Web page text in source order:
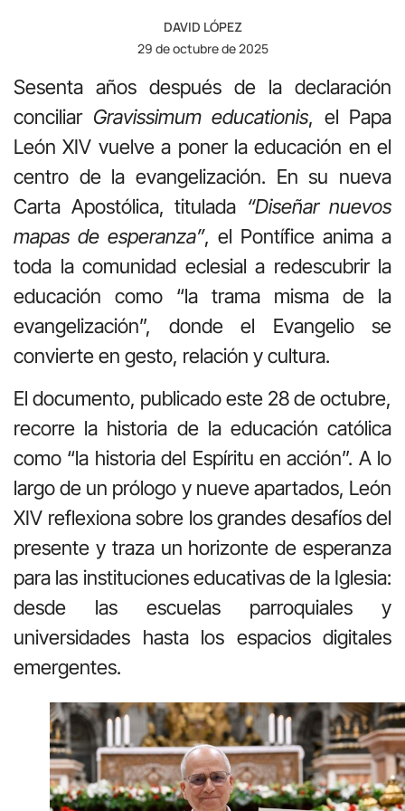
DAVID LÓPEZ
29 de octubre de 2025
Sesenta años después de la declaración
conciliar Gravissimum educationis, el Papa
León XIV vuelve a poner la educación en el
centro de la evangelización. En su nueva
Carta Apostólica, titulada “Diseñar nuevos
mapas de esperanza”, el Pontífice anima a
toda la comunidad eclesial a redescubrir la
educación como “la trama misma de la
evangelización”, donde el Evangelio se
convierte en gesto, relación y cultura.
El documento, publicado este 28 de octubre,
recorre la historia de la educación católica
como “la historia del Espíritu en acción”. A lo
largo de un prólogo y nueve apartados, León
XIV reflexiona sobre los grandes desafíos del
presente y traza un horizonte de esperanza
para las instituciones educativas de la Iglesia:
desde las escuelas parroquiales y
universidades hasta los espacios digitales
emergentes.